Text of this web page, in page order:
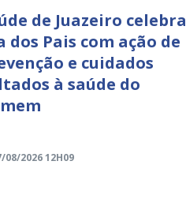
de Juazeiro celebra
dos Pais com ação de
e cuidados
à saúde do
08/2026 12H09